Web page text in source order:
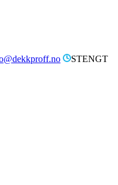
STENGT